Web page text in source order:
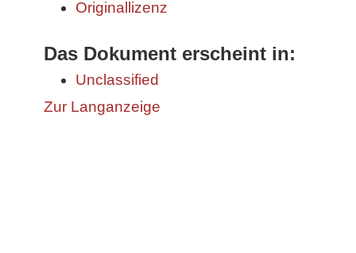
Originallizenz
Das Dokument erscheint in:
Unclassified
Zur Langanzeige